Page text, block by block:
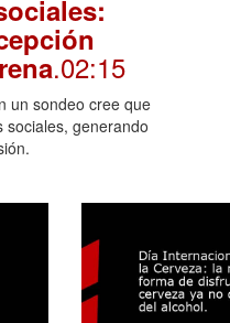
.02:15
un sondeo cree que
generando